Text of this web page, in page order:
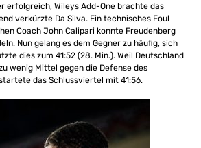
erfolgreich, Wileys Add-One brachte das
verkürzte Da Silva. Ein technisches Foul
Coach John Calipari konnte Freudenberg
Nun gelang es dem Gegner zu häufig, sich
dies zum 41:52 (28. Min.). Weil Deutschland
wenig Mittel gegen die Defense des
das Schlussviertel mit 41:56.